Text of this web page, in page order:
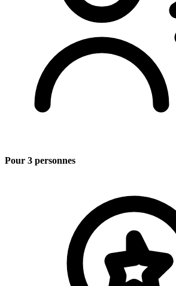
Pour 3 personnes